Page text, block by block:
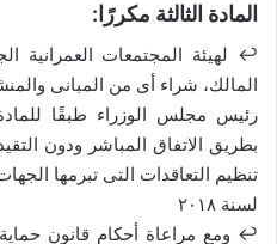
المادة الثالثة مكررًا:
↩ لهيئة المجتمعات العمرانية
المالك، شراء أى من المبانى
رئيس مجلس الوزراء طبقًا
بطريق الاتفاق المباشر ودون
لسنة ٢٠١٨